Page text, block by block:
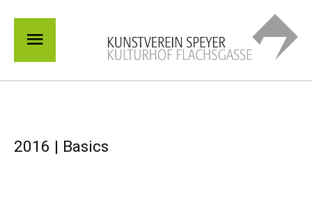
Inhalt
springen
Hauptmenü
2016 | Basics